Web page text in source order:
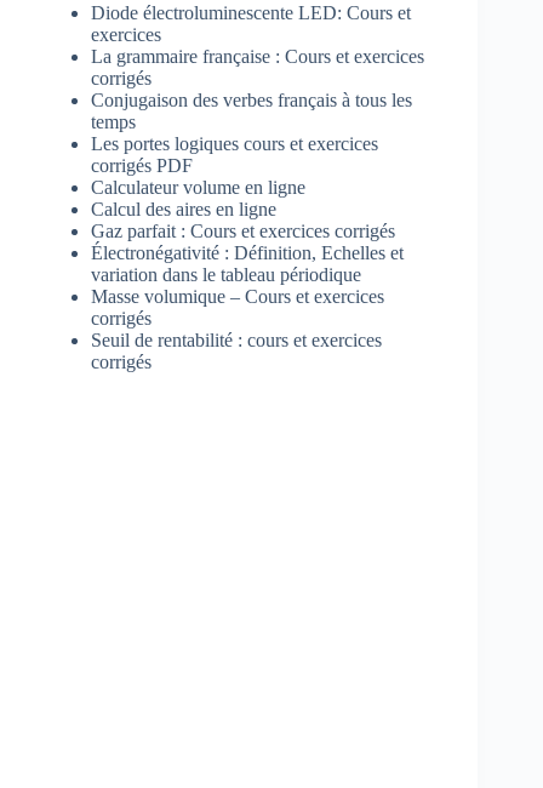
Diode électroluminescente LED: Cours et
exercices
La grammaire française : Cours et exercices
corrigés
Conjugaison des verbes français à tous les
temps
Les portes logiques cours et exercices
corrigés PDF
Calculateur volume en ligne
Calcul des aires en ligne
Gaz parfait : Cours et exercices corrigés
Électronégativité : Définition, Echelles et
variation dans le tableau périodique
Masse volumique – Cours et exercices
corrigés
Seuil de rentabilité : cours et exercices
corrigés